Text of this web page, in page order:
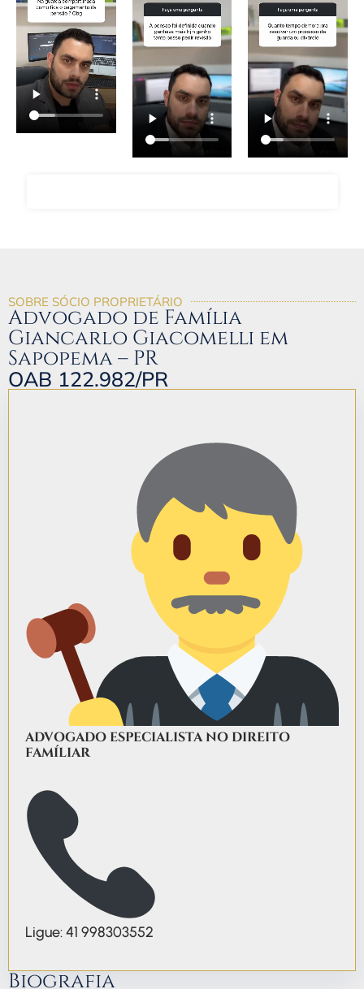
SOBRE SÓCIO PROPRIETÁRIO
Advogado de Família
Giancarlo Giacomelli em
Sapopema – PR
OAB 122.982/PR
ADVOGADO ESPECIALISTA NO DIREITO
FAMÍLIAR
Ligue: 41 998303552
Biografia